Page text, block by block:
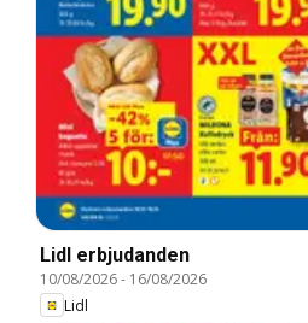
Lidl erbjudanden
10/08/2026- 16/08/2026
Lidl